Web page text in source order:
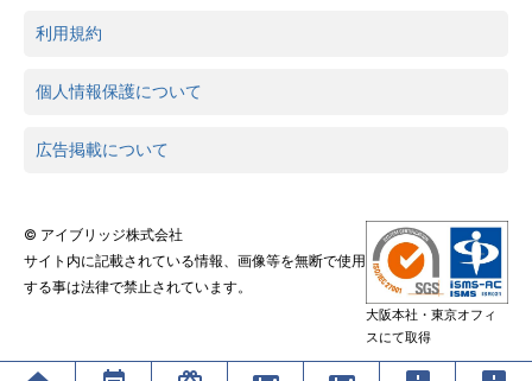
利用規約
個人情報保護について
広告掲載について
© アイブリッジ株式会社
サイト内に記載されている情報、画像等を無断で使用
する事は法律で禁止されています。
大阪本社・東京オフィ
スにて取得